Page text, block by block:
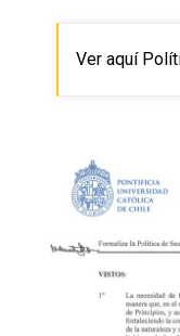
Ver aquí